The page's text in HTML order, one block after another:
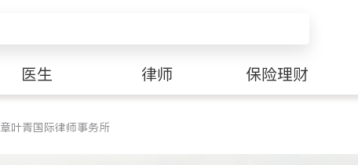
医生 律师 保险理财
章叶青国际律师事务所